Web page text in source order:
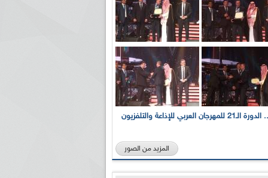
بالصور... الدورة الـ21 للمهرجان العربي للإذاعة والتلفزيون
المزيد من الصور